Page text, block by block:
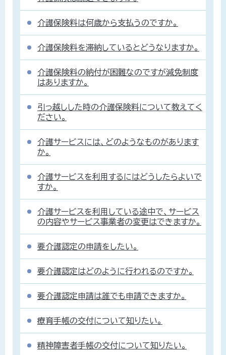
介護保険料は何歳から支払うのですか。
介護保険料を滞納しているとどうなりますか。
介護保険料の納付が困難なのですが減免制度
はありますか。
引っ越しした時の介護保険料について教えてく
ださい。
介護サービスには、どのようなものがあります
か。
介護サービスを利用するにはどうしたらよいで
すか。
介護サービスを利用している途中で、サービス
の内容やサービス事業者の変更はできますか。
要介護認定の申請をしたい。
要介護認定はどのように行われるのですか。
要介護認定申請は誰でも申請できますか。
療育手帳の交付について知りたい。
精神障害者手帳の交付について知りたい。